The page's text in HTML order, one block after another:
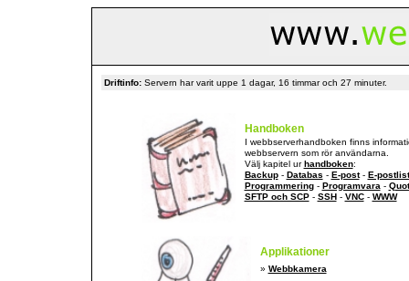
Driftinfo: Servern har varit uppe 1 dagar, 16 timmar och 27 minuter.
Handboken
I webbserverhandboken finns
webbservern som rör användarna.
Välj kapitel urhandboken:
Backup- Databas - E-post- E-
Programmering- Programvara -
SFTP och SCP- SSH- VNC- WWW
Applikationer
» Webbkamera